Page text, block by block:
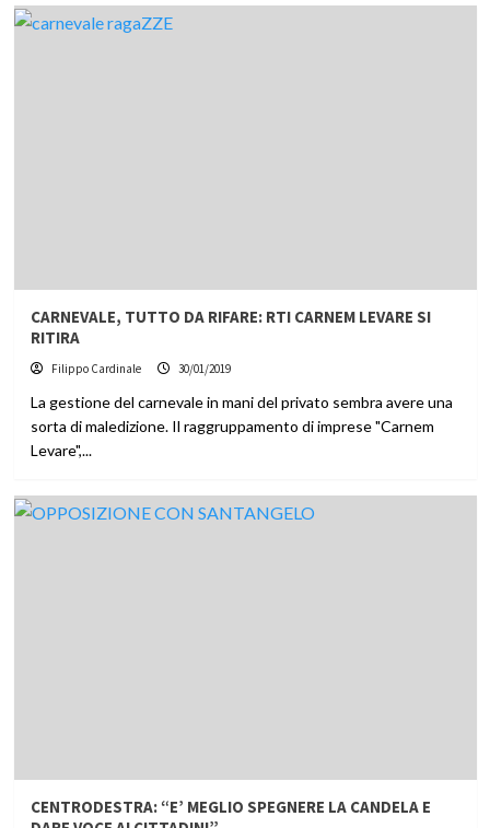
CARNEVALE, TUTTO DA RIFARE: RTI CARNEM LEVARE SI
RITIRA
Filippo Cardinale 30/01/2019
La gestione del carnevale in mani del privato sembra avere una
sorta di maledizione. Il raggruppamento di imprese "Carnem
Levare",...
CENTRODESTRA: “E’ MEGLIO SPEGNERE LA CANDELA E